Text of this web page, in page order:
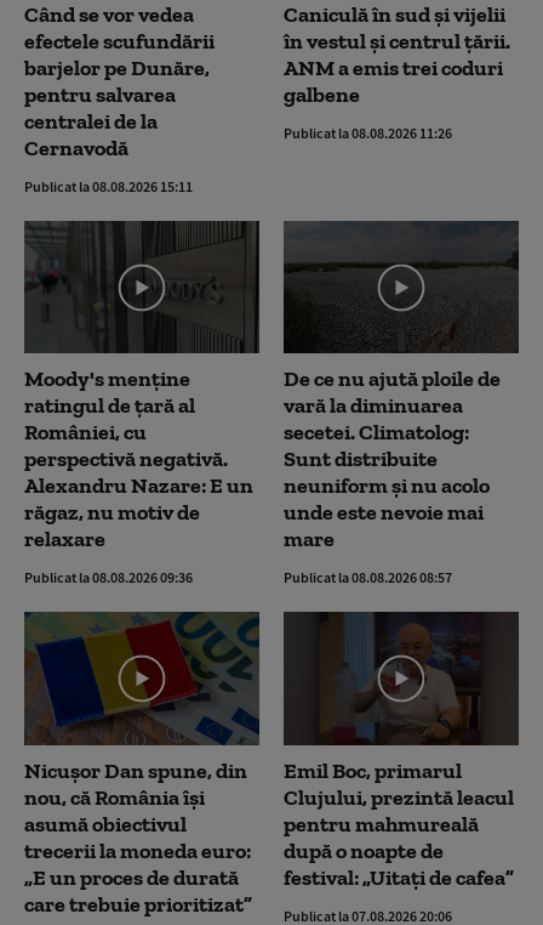
Când se vor vedea
efectele scufundării
barjelor pe Dunăre,
pentru salvarea
centralei de la
Cernavodă
Publicat la 08.08.2026 15:11
Caniculă în sud și vijelii
în vestul și centrul țării.
ANM a emis trei coduri
galbene
Publicat la 08.08.2026 11:26
Moody's menține
ratingul de țară al
României, cu
perspectivă negativă.
Alexandru Nazare: E un
răgaz, nu motiv de
relaxare
Publicat la 08.08.2026 09:36
De ce nu ajută ploile de
vară la diminuarea
secetei. Climatolog:
Sunt distribuite
neuniform și nu acolo
unde este nevoie mai
mare
Publicat la 08.08.2026 08:57
Nicușor Dan spune, din
nou, că România își
asumă obiectivul
trecerii la moneda euro:
„E un proces de durată
care trebuie prioritizat”
Emil Boc, primarul
Clujului, prezintă leacul
pentru mahmureală
după o noapte de
festival: „Uitați de cafea”
Publicat la 07.08.2026 20:06